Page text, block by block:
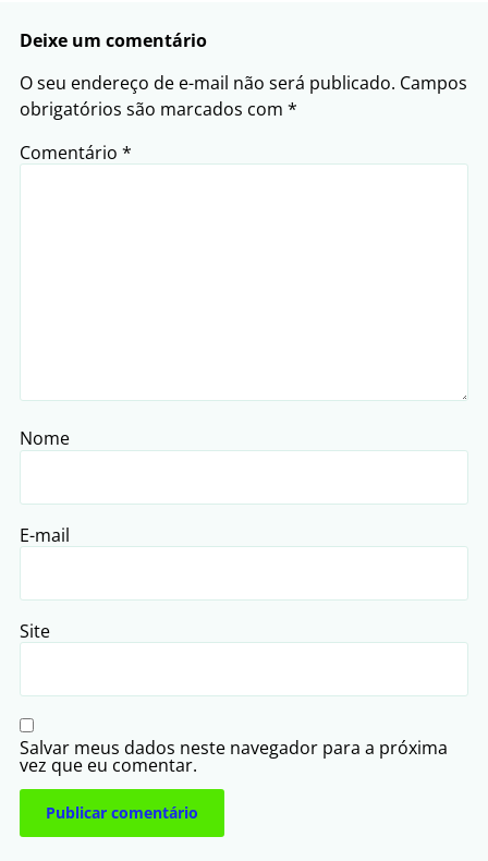
Deixe um comentário
O seu endereço de e-mail não será publicado. Campos
obrigatórios são marcados com *
Comentário *
Nome
E-mail
Site
Salvar meus dados neste navegador para a próxima
vez que eu comentar.